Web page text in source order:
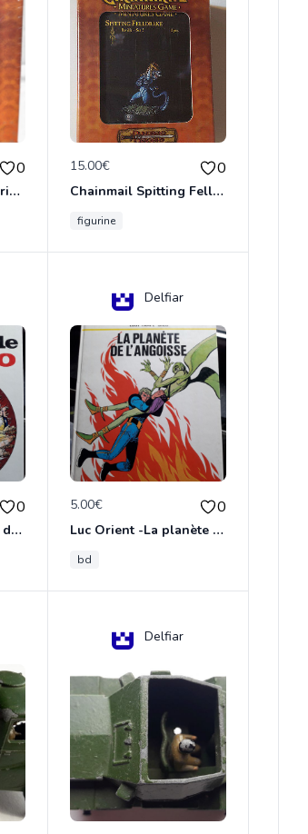
0
Chainmail Gnoll Warrior Dungeons & Dragons
15.00€ 0
Chainmail Spitting Felldrake
figurine
0
Luc Orient -Le maître de terango
Delfiar
5.00€ 0
Luc Orient -La planète de l'angoisse
bd
Delfiar